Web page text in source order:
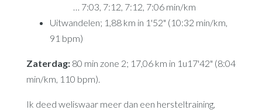
… 7:03, 7:12, 7:12, 7:06 min/km
Uitwandelen; 1,88 km in 1'52" (10:32 min/km,
91 bpm)
Zaterdag:80 min zone 2; 17,06 km in 1u17'42" (8:04
min/km, 110 bpm).
Ik deed weliswaar meer dan een hersteltraining,